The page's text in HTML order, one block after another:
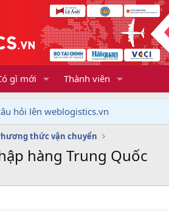
gì mới Thành viên
hỏi lên weblogistics.vn
thức vận chuyển
hàng Trung Quốc